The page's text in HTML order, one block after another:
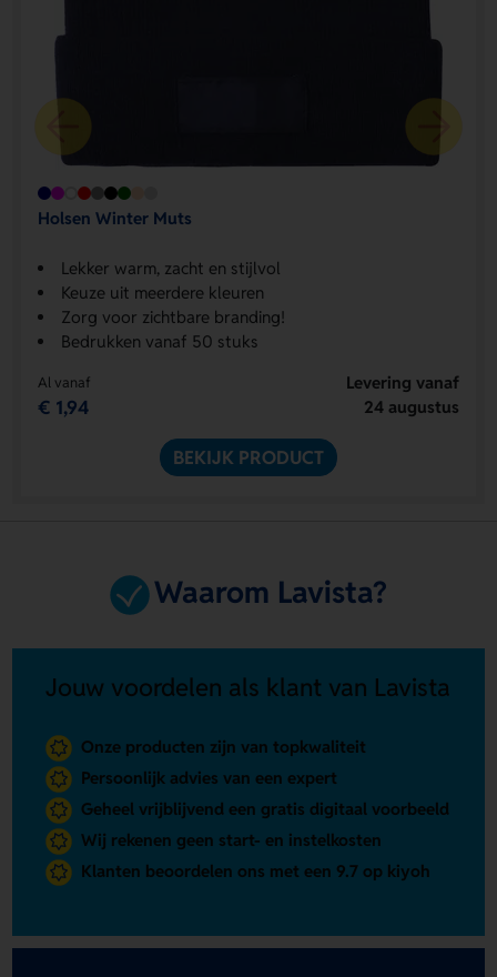
Holsen Winter Muts
Lekker warm, zacht en stijlvol
Keuze uit meerdere kleuren
Zorg voor zichtbare branding!
Bedrukken vanaf 50 stuks
Al vanaf
€ 1,94
Levering vanaf
24 augustus
BEKIJK PRODUCT
Waarom Lavista?
Jouw voordelen als klant van Lavista
Onze producten zijn van topkwaliteit
Persoonlijk advies van een expert
Geheel vrijblijvend een gratis digitaal voorbeeld
Wij rekenen geen start- en instelkosten
Klanten beoordelen ons met een 9.7 op kiyoh